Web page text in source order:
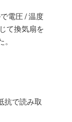
電圧 / 温度
て換気扇を
抗で読み取